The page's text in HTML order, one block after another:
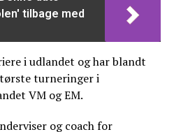
tilbage med
i udlandet og har blandt
turneringer i
VM og EM.
og coach for